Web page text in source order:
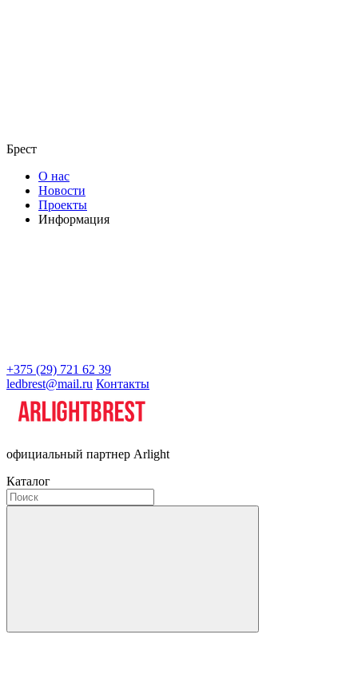
Брест
О нас
Новости
Проекты
Информация
+375 (29) 721 62 39
ledbrest@mail.ru Контакты
официальный партнер Arlight
Каталог